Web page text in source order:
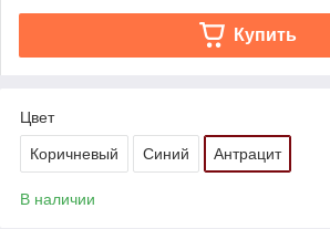
Купить
Цвет
Коричневый Синий Антрацит
В наличии